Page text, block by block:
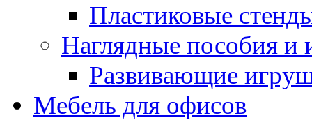
Пластиковые
Наглядные пособия и
Развивающие
Мебель для офисов